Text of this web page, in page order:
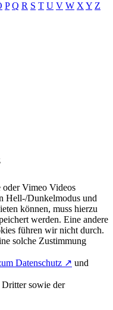
P Q R S T U V W X Y Z
Vimeo Videos
Hell-/Dunkelmodus und
können, muss hierzu
werden. Eine andere
führen wir nicht durch.
solche Zustimmung
Datenschutz ↗ und
sowie der